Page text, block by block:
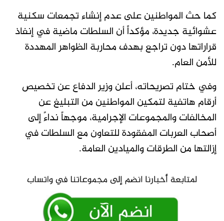
كما حث المواطنين على عدم إنشاء تجمعات سكنية
عشوائية جديدة، مؤكداً أن السلطات ماضية في إنفاذ
قراراتها دون تراجع بهدف محاربة الظواهر المهددة
للأمن العام.
وفي ختام تصريحاته، أعلن وزير الدفاع عن تخصيص
أرقام هاتفية لتمكين المواطنين من التبليغ عن
المخالفات والمجموعات الإجرامية، موجهاً نداءً إلى
أصحاب العربات المفقودة للتعاون مع السلطات في
إزالتها من الطرقات والميادين العامة.